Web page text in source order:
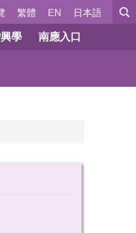
繁體 EN 日本語
學 南應入口